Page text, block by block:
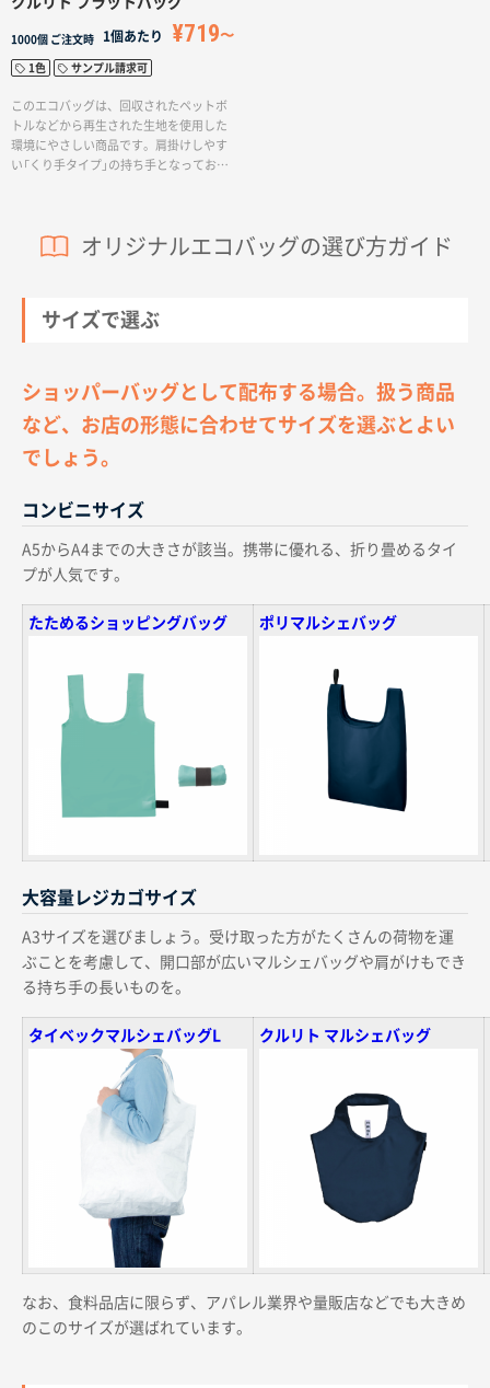
1000個 ご注文時 1個あたり ¥719
1色 サンプル請求可
このエコバッグは、回収されたペットボ
トルなどから再生された生地を使用した
環境にやさしい商品です。肩掛けしやす
い「くり手タイプ」の持ち手となってお
ダードなフラットタイプのバッグはお買
ご提案頂けます。
オリジナルエコバッグの選び方ガイド
サイズで選ぶ
ショッパーバッグとして配布する場合。扱う商品
など、お店の形態に合わせてサイズを選ぶとよい
でしょう。
コンビニサイズ
A5からA4までの大きさが該当。携帯に優れる、折り畳めるタイ
プが人気です。
たためるショッピングバッグ ポリマルシェバッグ
大容量レジカゴサイズ
A3サイズを選びましょう。受け取った方がたくさんの荷物を運
ぶことを考慮して、開口部が広いマルシェバッグや肩がけもでき
る持ち手の長いものを。
タイベックマルシェバッグL クルリト マルシェバッグ
なお、食料品店に限らず、アパレル業界や量販店などでも大きめ
のこのサイズが選ばれています。